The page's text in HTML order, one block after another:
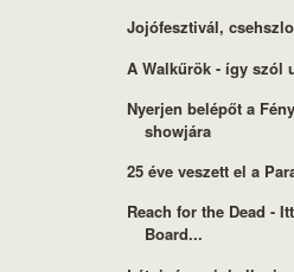
Jojófesztivál,
A Walkűrök - így szól
Nyerjen belépőt a
showjára
25 éve veszett el a
Reach for the Dead -
Board...